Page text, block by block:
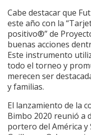
Cabe destacar que
este año con la
positivo®” de
buenas acciones
Este instrumento
todo el torneo y
merecen ser
y familias.
El lanzamiento de la
Bimbo 2020 reunió a
portero del América y